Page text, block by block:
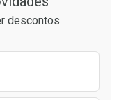
descontos